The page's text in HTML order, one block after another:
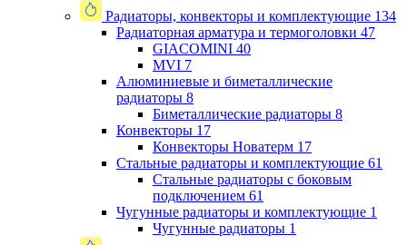
Радиаторы, конвекторы и комплектующие 134
Радиаторная арматура и термоголовки 47
GIACOMINI 40
MVI 7
Алюминиевые и биметаллические
радиаторы 8
Биметаллические радиаторы 8
Конвекторы 17
Конвекторы Новатерм 17
Стальные радиаторы и комплектующие 61
Стальные радиаторы с боковым
подключением 61
Чугунные радиаторы и комплектующие 1
Чугунные радиаторы 1